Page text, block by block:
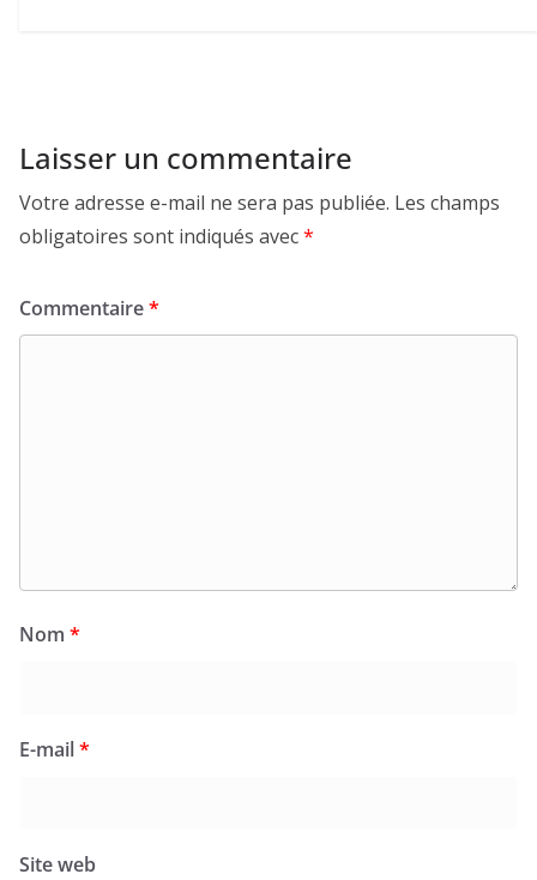
Laisser un commentaire
Votre adresse e-mail ne sera pas publiée. Les champs
obligatoires sont indiqués avec*
Commentaire*
Nom *
E-mail*
Site web